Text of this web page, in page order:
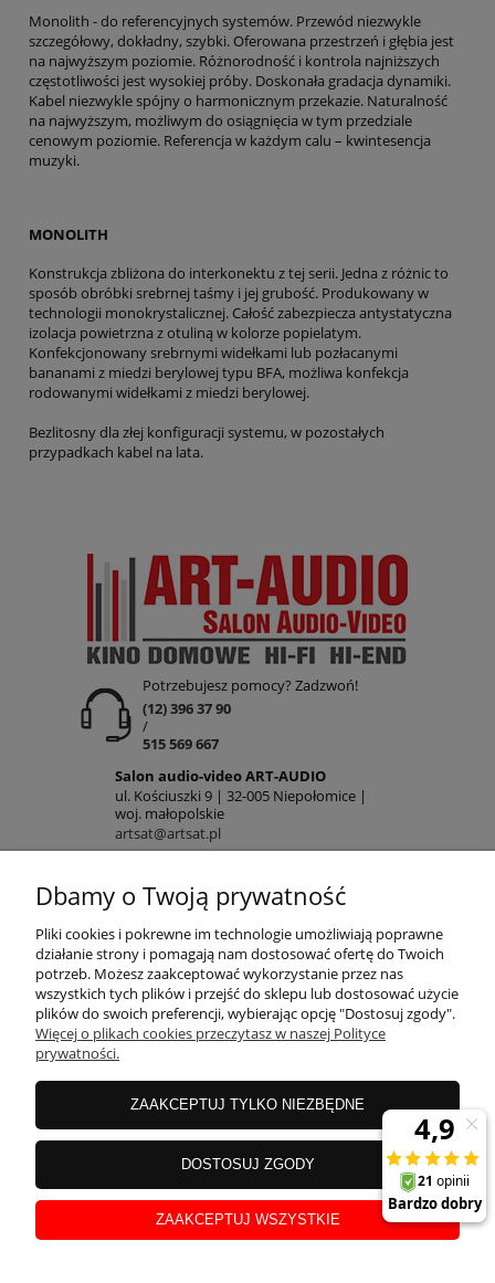
Monolith - do referencyjnych systemów. Przewód niezwykle
szczegółowy, dokładny, szybki. Oferowana przestrzeń i głębia jest
na najwyższym poziomie. Różnorodność i kontrola najniższych
częstotliwości jest wysokiej próby. Doskonała gradacja dynamiki.
Kabel niezwykle spójny o harmonicznym przekazie. Naturalność
na najwyższym, możliwym do osiągnięcia w tym przedziale
cenowym poziomie. Referencja w każdym calu – kwintesencja
muzyki.
MONOLITH
Konstrukcja zbliżona do interkonektu z tej serii. Jedna z różnic to
sposób obróbki srebrnej taśmy i jej grubość. Produkowany w
technologii monokrystalicznej. Całość zabezpiecza antystatyczna
izolacja powietrzna z otuliną w kolorze popielatym.
Konfekcjonowany srebrnymi widełkami lub pozłacanymi
bananami z miedzi berylowej typu BFA, możliwa konfekcja
rodowanymi widełkami z miedzi berylowej.
Bezlitosny dla złej konfiguracji systemu, w pozostałych
przypadkach kabel na lata.
Potrzebujesz pomocy? Zadzwoń!
(12) 396 37 90
/
515 569 667
Salon audio-video ART-AUDIO
ul. Kościuszki 9 | 32-005 Niepołomice |
woj. małopolskie
artsat@artsat.pl
NIP: 6782225502 | REGON: 120645712
POMOC
MOJE KONTO
PŁATNOŚCI
INFORMACJE
O NAS
Dbamy o Twoją prywatność
Pliki cookies i pokrewne im technologie umożliwiają poprawne
działanie strony i pomagają nam dostosować ofertę do Twoich
potrzeb. Możesz zaakceptować wykorzystanie przez nas
wszystkich tych plików i przejść do sklepu lub dostosować użycie
plików do swoich preferencji, wybierając opcję "Dostosuj zgody".
Więcej o plikach cookies przeczytasz w naszej Polityce
prywatności.
ZAAKCEPTUJ TYLKO NIEZBĘDNE
DOSTOSUJ ZGODY
ZAAKCEPTUJ WSZYSTKIE